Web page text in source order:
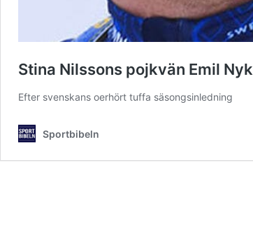
Stina Nilssons pojkvän Emil
Efter svenskans oerhört tuffa säsongsinledning
Sportbibeln